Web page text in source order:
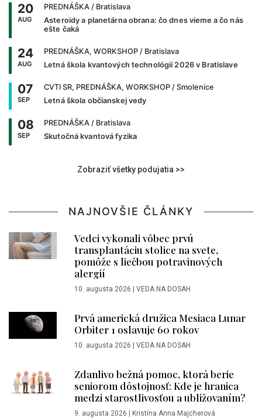
20
AUG
PREDNÁŠKA / Bratislava
Asteroidy a planetárna obrana: čo dnes vieme a čo nás
ešte čaká
24
AUG
PREDNÁŠKA, WORKSHOP / Bratislava
Letná škola kvantových technológií 2026 v Bratislave
07
SEP
CVTI SR, PREDNÁŠKA, WORKSHOP / Smolenice
Letná škola občianskej vedy
08
SEP
PREDNÁŠKA / Bratislava
Skutočná kvantová fyzika
Zobraziť všetky podujatia >>
NAJNOVŠIE ČLÁNKY
Vedci vykonali vôbec prvú
transplantáciu stolice na svete,
pomôže s liečbou potravinových
alergií
10. augusta 2026 | VEDA NA DOSAH
Prvá americká družica Mesiaca Lunar
Orbiter 1 oslavuje 60 rokov
10. augusta 2026 | VEDA NA DOSAH
Zdanlivo bežná pomoc, ktorá berie
seniorom dôstojnosť: Kde je hranica
medzi starostlivosťou a ubližovaním?
9. augusta 2026 | Kristína Anna Majcherová